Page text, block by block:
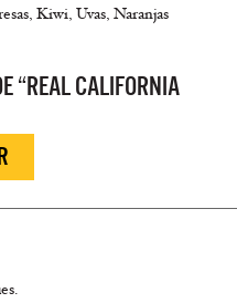
Kiwi, Uvas, Naranjas
“REAL CALIFORNIA